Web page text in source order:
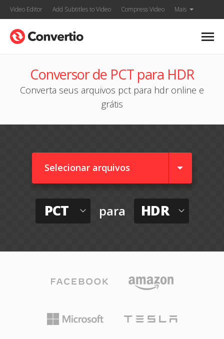
Video Editor Add Subtitles to Video Compress Video Mais
Conversor de PCT para HDR
Converta seus arquivos pct para hdr online e
grátis
Selecionar arquivos
PCT para HDR